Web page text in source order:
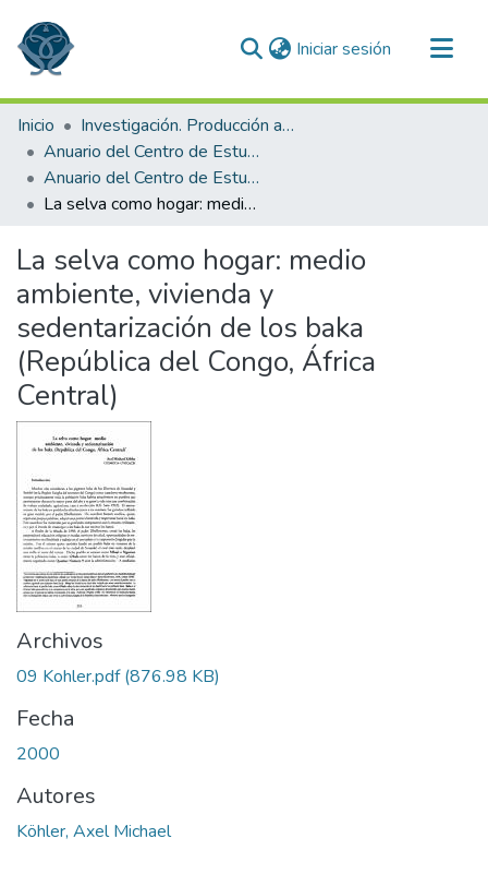
Iniciar sesión (current)
Comunidades
Todo DSpace
Estadísticas
Inicio
Investigación. Producción académica
Anuario del Centro de Estudios Superiores de México y Centroamérica
Anuario del Centro de Estudios Superiores de México y Centroamérica 1999
La selva como hogar: medio ambiente, vivienda y sedentarización de los baka (República del Congo, África Central)
La selva como hogar: medio
ambiente, vivienda y
sedentarización de los baka
(República del Congo, África
Central)
Archivos
09 Kohler.pdf(876.98 KB)
Fecha
2000
Autores
Köhler, Axel Michael